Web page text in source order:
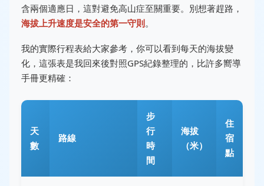
含兩個適應日，這對避免高山症至關重要。別想著趕路，
海拔上升速度是安全的第一守則。
我的實際行程表給大家參考，你可以看到每天的海拔變
化，這張表是我回來後對照GPS紀錄整理的，比許多嚮導
手冊更精確：
天
數
路線
步
行
時
間
海拔
（米）
住
宿
點